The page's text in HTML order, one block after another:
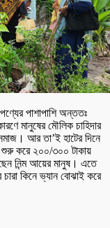
পাশাপাশি অন্ততঃ
মানুষের মৌলিক চাহিদার
আর তা’ই হাটের দিনে
শুরু করে ২০০/৩০০ টাকায়
নিন্ম আয়ের মানুষ। এতে
চারা কিনে ভ্যান বোঝাই করে